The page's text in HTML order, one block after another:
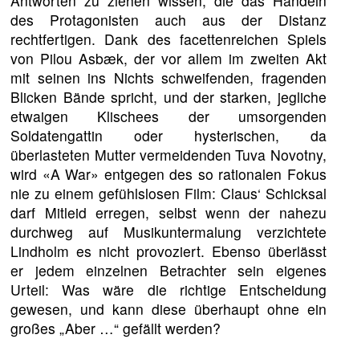
des Protagonisten auch aus der Distanz
rechtfertigen. Dank des facettenreichen Spiels
von Pilou Asbæk, der vor allem im zweiten Akt
mit seinen ins Nichts schweifenden, fragenden
Blicken Bände spricht, und der starken, jegliche
etwaigen Klischees der umsorgenden
Soldatengattin oder hysterischen, da
überlasteten Mutter vermeidenden Tuva Novotny,
wird «A War» entgegen des so rationalen Fokus
nie zu einem gefühlslosen Film: Claus‘ Schicksal
darf Mitleid erregen, selbst wenn der nahezu
durchweg auf Musikuntermalung verzichtete
Lindholm es nicht provoziert. Ebenso überlässt
er jedem einzelnen Betrachter sein eigenes
Urteil: Was wäre die richtige Entscheidung
gewesen, und kann diese überhaupt ohne ein
großes „Aber …“ gefällt werden?